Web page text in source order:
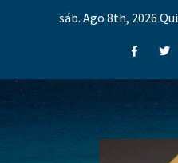
sáb. Ago 8th, 2026
Facebook